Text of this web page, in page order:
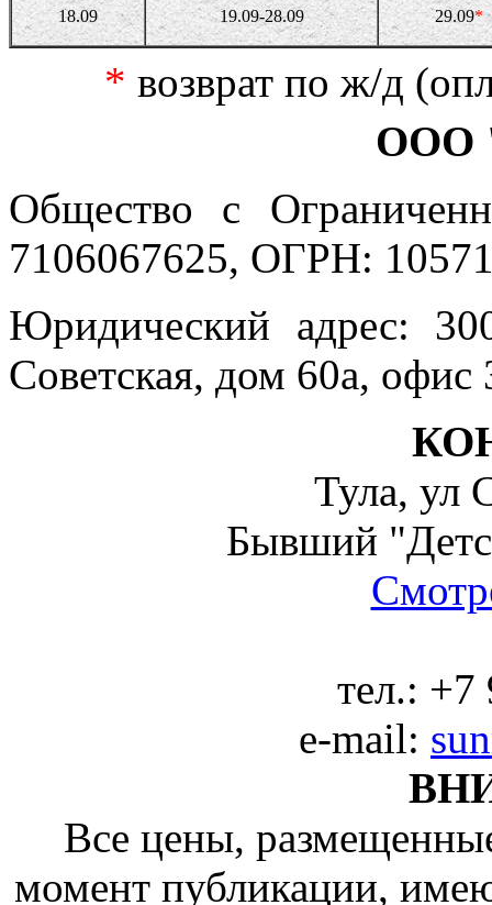
18.09 19.09-28.09 29.09*
* возврат по ж/д
ООО
Общество с
7106067625, ОГРН:
Юридический адрес:
Советская, дом 60а, офис
Тула, ул
Бывший
тел.: +7
e-mail:
Все цены,
момент публикации,